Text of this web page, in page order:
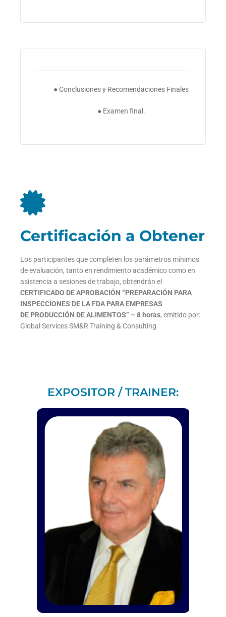
● Conclusiones y Recomendaciones Finales
● Examen final.
Certificación a Obtener
Los participantes que completen los parámetros mínimos
de evaluación, tanto en rendimiento académico como en
asistencia a sesiones de trabajo, obtendrán el
CERTIFICADO DE APROBACIÓN “PREPARACIÓN PARA
INSPECCIONES DE LA FDA PARA EMPRESAS
DE PRODUCCIÓN DE ALIMENTOS” – 8 horas, emitido por:
Global Services SM&R Training & Consulting
EXPOSITOR / TRAINER: